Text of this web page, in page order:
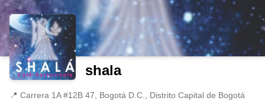
shala
📍 Carrera 1A #12B 47, Bogotá D.C., Distrito Capital de Bogotá